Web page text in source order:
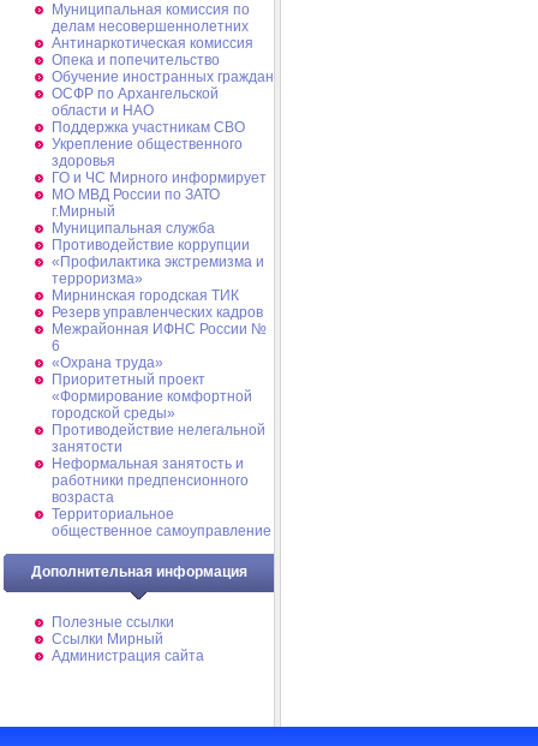
Муниципальная комиссия по
делам несовершеннолетних
Антинаркотическая комиссия
Опека и попечительство
Обучение иностранных граждан
ОСФР по Архангельской
области и НАО
Поддержка участникам СВО
Укрепление общественного
здоровья
ГО и ЧС Мирного информирует
МО МВД России по ЗАТО
г.Мирный
Муниципальная cлужба
Противодействие коррупции
«Профилактика экстремизма и
терроризма»
Мирнинская городская ТИК
Резерв управленческих кадров
Межрайонная ИФНС России №
6
«Охрана труда»
Приоритетный проект
«Формирование комфортной
городской среды»
Противодействие нелегальной
занятости
Неформальная занятость и
работники предпенсионного
возраста
Территориальное
общественное самоуправление
Дополнительная информация
Полезные ссылки
Ссылки Мирный
Администрация сайта